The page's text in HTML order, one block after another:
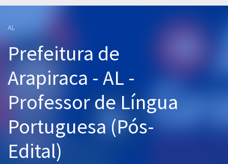
Cursos 20% OFF
Pós
Graduação
OAB
Mentorias
AL
Prefeitura de
Arapiraca - AL -
Professor de Língua
Portuguesa (Pós-
Edital)